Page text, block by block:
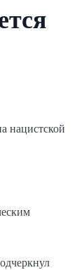
нацистской